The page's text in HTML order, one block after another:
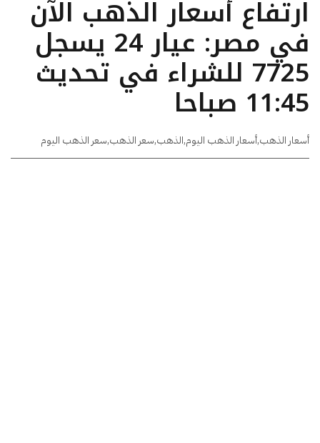
ارتفاع أسعار الذهب الآن
في مصر: عيار 24 يسجل
7725 للشراء في تحديث
11:45 صباحا
أسعار الذهب,أسعار الذهب اليوم,الذهب,سعر الذهب,سعر الذهب اليوم